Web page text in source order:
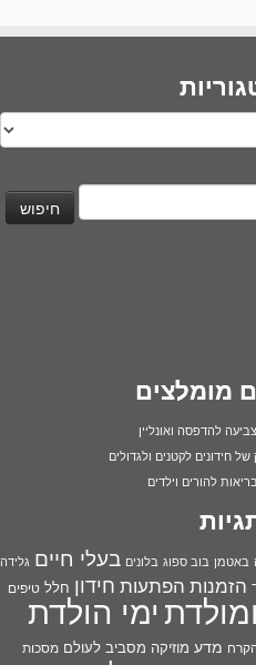
מומלצים
להדפסה ואונליין
חידונים לקטנים ולגדולים
להורים וילדים
באטמן בוב ספוג בלונים בעלי חיים גלידה
הזמנות הפתעות חידון חלל טיפיםימי הולדת
מדע מוזיקה מסביב לעולם מסכות